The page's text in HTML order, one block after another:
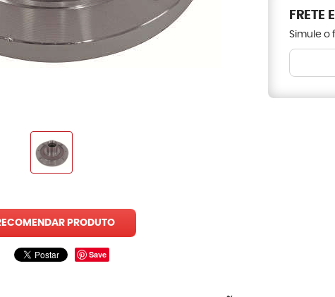
PRODUTO
Save
FRETE
Simule o